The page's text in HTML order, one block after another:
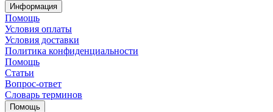
Информация
Помощь
Условия оплаты
Условия доставки
Политика конфиденциальности
Помощь
Статьи
Вопрос-ответ
Словарь терминов
Помощь